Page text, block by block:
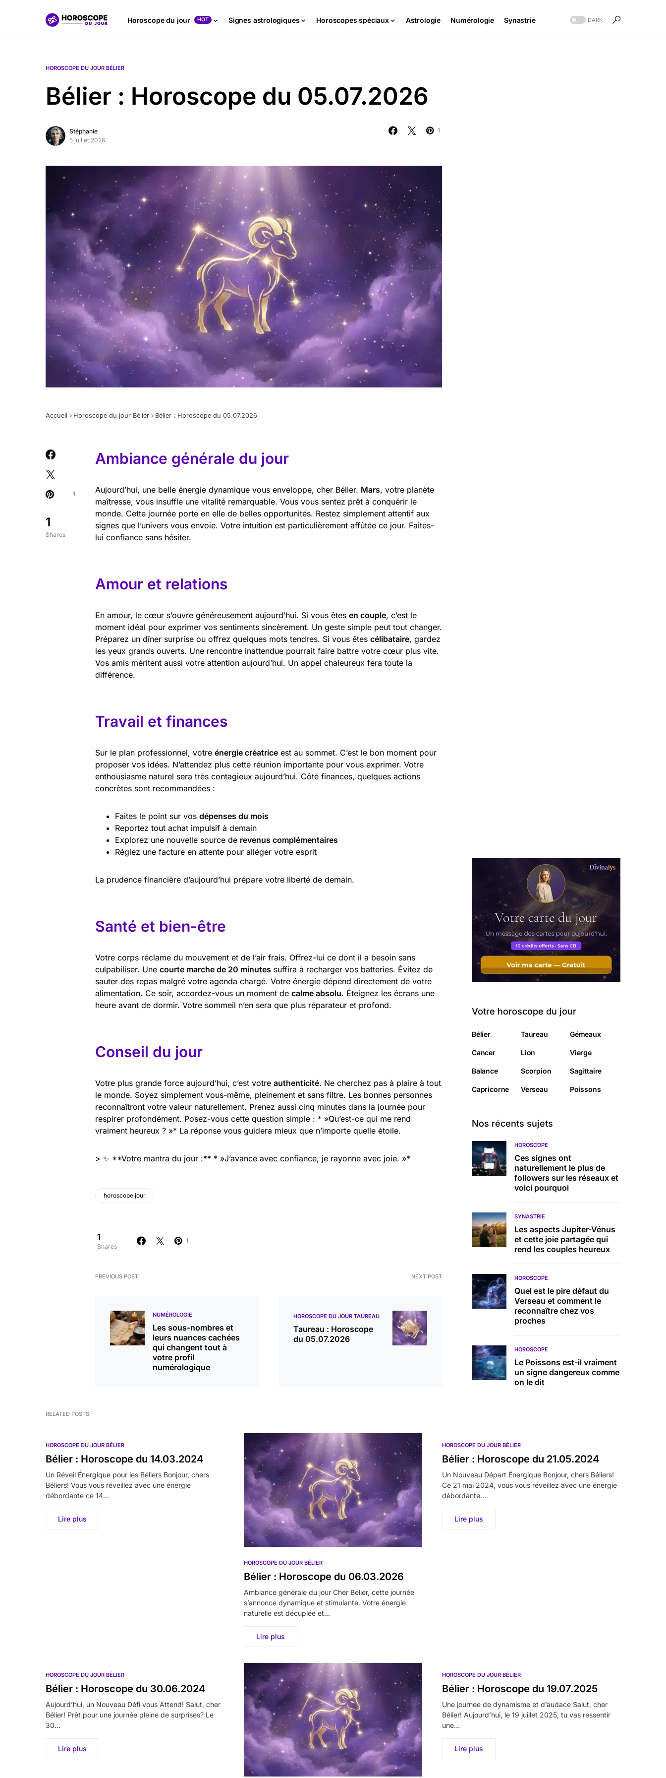
Horoscope du jour HOT Signes astrologiques Horoscopes spéciaux Astrologie Numérologie Synastrie DARK
HOROSCOPE DU JOUR BÉLIER
Bélier : Horoscope du 05.07.2026
Stéphanie
5 juillet 2026
1
Accueil > Horoscope du jour Bélier > Bélier : Horoscope du 05.07.2026
1
Shares
1
Ambiance générale du jour
Aujourd’hui, une belle énergie dynamique vous enveloppe, cher Bélier. Mars, votre planète
maîtresse, vous insuffle une vitalité remarquable. Vous vous sentez prêt à conquérir le
monde. Cette journée porte en elle de belles opportunités. Restez simplement attentif aux
signes que l’univers vous envoie. Votre intuition est particulièrement affûtée ce jour. Faites-
lui confiance sans hésiter.
Amour et relations
En amour, le cœur s’ouvre généreusement aujourd’hui. Si vous êtes en couple, c’est le
moment idéal pour exprimer vos sentiments sincèrement. Un geste simple peut tout changer.
Préparez un dîner surprise ou offrez quelques mots tendres. Si vous êtes célibataire, gardez
les yeux grands ouverts. Une rencontre inattendue pourrait faire battre votre cœur plus vite.
Vos amis méritent aussi votre attention aujourd’hui. Un appel chaleureux fera toute la
différence.
Travail et finances
Sur le plan professionnel, votre énergie créatrice est au sommet. C’est le bon moment pour
proposer vos idées. N’attendez plus cette réunion importante pour vous exprimer. Votre
enthousiasme naturel sera très contagieux aujourd’hui. Côté finances, quelques actions
concrètes sont recommandées :
Faites le point sur vos dépenses du mois
Reportez tout achat impulsif à demain
Explorez une nouvelle source de revenus complémentaires
Réglez une facture en attente pour alléger votre esprit
La prudence financière d’aujourd’hui prépare votre liberté de demain.
Santé et bien-être
Votre corps réclame du mouvement et de l’air frais. Offrez-lui ce dont il a besoin sans
culpabiliser. Une courte marche de 20 minutes suffira à recharger vos batteries. Évitez de
sauter des repas malgré votre agenda chargé. Votre énergie dépend directement de votre
alimentation. Ce soir, accordez-vous un moment de calme absolu. Éteignez les écrans une
heure avant de dormir. Votre sommeil n’en sera que plus réparateur et profond.
Conseil du jour
Votre plus grande force aujourd’hui, c’est votre authenticité. Ne cherchez pas à plaire à tout
le monde. Soyez simplement vous-même, pleinement et sans filtre. Les bonnes personnes
reconnaîtront votre valeur naturellement. Prenez aussi cinq minutes dans la journée pour
respirer profondément. Posez-vous cette question simple : * »Qu’est-ce qui me rend
vraiment heureux ? »* La réponse vous guidera mieux que n’importe quelle étoile.
> ✨ **Votre mantra du jour :** * »J’avance avec confiance, je rayonne avec joie. »*
horoscope jour
1
Shares
1
PREVIOUS POST
NUMÉROLOGIE
Les sous-nombres et
leurs nuances cachées
qui changent tout à
votre profil
numérologique
NEXT POST
HOROSCOPE DU JOUR TAUREAU
Taureau : Horoscope
du 05.07.2026
Votre horoscope du jour
Bélier Taureau Gémeaux
Cancer Lion Vierge
Balance Scorpion Sagittaire
Capricorne Verseau Poissons
Nos récents sujets
HOROSCOPE
Ces signes ont
naturellement le plus de
followers sur les réseaux et
voici pourquoi
SYNASTRIE
Les aspects Jupiter-Vénus
et cette joie partagée qui
rend les couples heureux
HOROSCOPE
Quel est le pire défaut du
Verseau et comment le
reconnaître chez vos
proches
HOROSCOPE
Le Poissons est-il vraiment
un signe dangereux comme
on le dit
RELATED POSTS
HOROSCOPE DU JOUR BÉLIER
Bélier : Horoscope du 14.03.2024
Un Réveil Énergique pour les Béliers Bonjour, chers
Béliers! Vous vous réveillez avec une énergie
débordante ce 14…
Lire plus
HOROSCOPE DU JOUR BÉLIER
Bélier : Horoscope du 06.03.2026
Ambiance générale du jour Cher Bélier, cette journée
s’annonce dynamique et stimulante. Votre énergie
naturelle est décuplée et…
Lire plus
HOROSCOPE DU JOUR BÉLIER
Bélier : Horoscope du 21.05.2024
Un Nouveau Départ Énergique Bonjour, chers Béliers!
Ce 21 mai 2024, vous vous réveillez avec une énergie
débordante.…
Lire plus
HOROSCOPE DU JOUR BÉLIER
Bélier : Horoscope du 30.06.2024
Aujourd’hui, un Nouveau Défi vous Attend! Salut, cher
Bélier! Prêt pour une journée pleine de surprises? Le
30…
Lire plus
HOROSCOPE DU JOUR BÉLIER
Bélier : Horoscope du 19.07.2025
Une journée de dynamisme et d’audace Salut, cher
Bélier! Aujourd’hui, le 19 juillet 2025, tu vas ressentir
une…
Lire plus